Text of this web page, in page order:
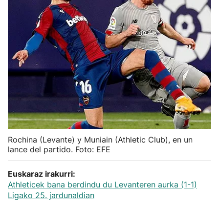
Herri-kirolak
Balonmano
Kirolak 360
Atletismo
Carreras de montaña
Más deportes
"Helmuga"
Rochina (Levante) y Muniain (Athletic Club), en un
lance del partido. Foto: EFE
Euskaraz irakurri:
Athleticek bana berdindu du Levanteren aurka (1-1)
Ligako 25. jardunaldian